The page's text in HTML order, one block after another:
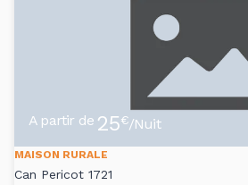
A partir de 25€/Nuit
MAISON RURALE
Can Pericot 1721